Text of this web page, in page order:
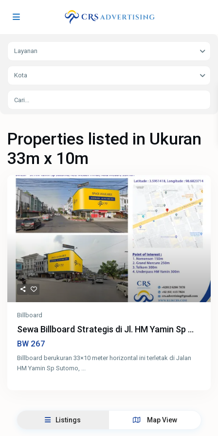
Layanan
Kota
Properties listed in Ukuran
33m x 10m
Billboard
Sewa Billboard Strategis di Jl. HM Yamin Sp ...
BW 267
Billboard berukuran 33×10 meter horizontal ini terletak di Jalan
HM Yamin Sp Sutomo, ...
Listings Map View